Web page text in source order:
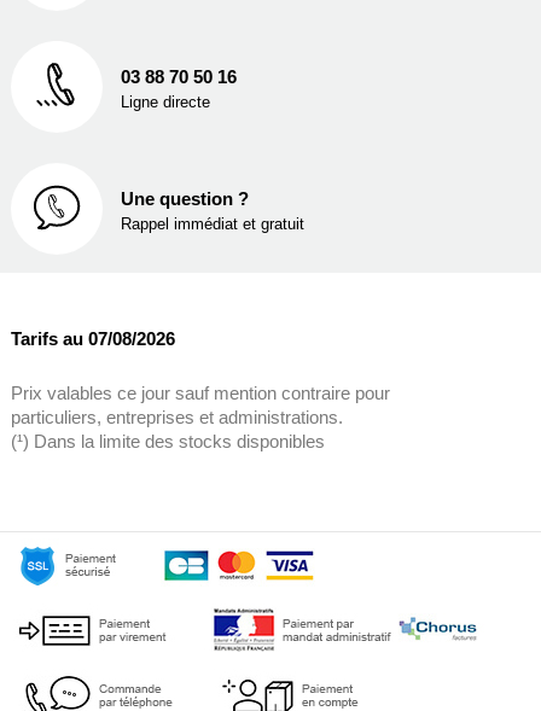
03 88 70 50 16
Ligne directe
Une question ?
Rappel immédiat et gratuit
Tarifs au 07/08/2026
Prix valables ce jour sauf mention contraire pour
particuliers, entreprises et administrations.
(¹) Dans la limite des stocks disponibles